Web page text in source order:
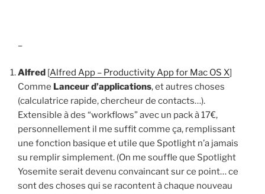
–
Alfred [Alfred App – Productivity App for Mac OS X]
Comme Lanceur d’applications, et autres choses
(calculatrice rapide, chercheur de contacts…).
Extensible à des “workflows” avec un pack à 17€,
personnellement il me suffit comme ça, remplissant
une fonction basique et utile que Spotlight n’a jamais
su remplir simplement. (On me souffle que Spotlight
Yosemite serait devenu convaincant sur ce point… ce
sont des choses qui se racontent à chaque nouveau